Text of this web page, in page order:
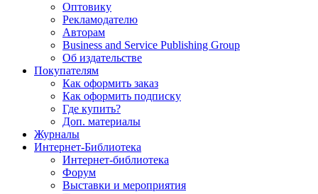
Оптовику
Рекламодателю
Авторам
Business and Service Publishing Group
Об издательстве
Покупателям
Как оформить заказ
Как оформить подписку
Где купить?
Доп. материалы
Журналы
Интернет-Библиотека
Интернет-библиотека
Форум
Выставки и мероприятия